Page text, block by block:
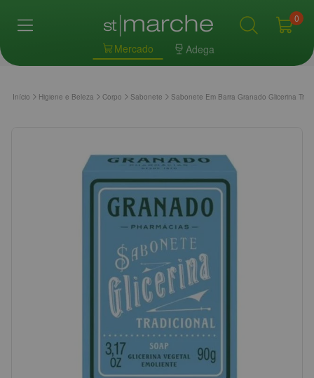
Mercado Adega
0
Início Higiene e Beleza Corpo Sabonete Sabonete Em Barra Granado Glicerina